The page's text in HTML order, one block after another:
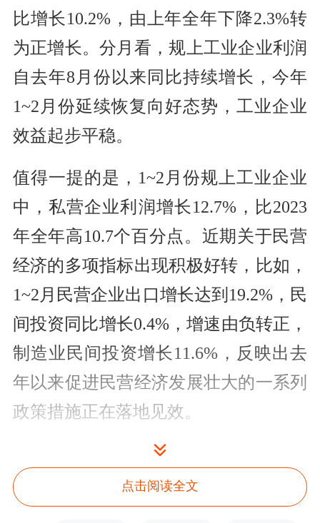
比增长10.2%，由上年全年下降2.3%转
为正增长。分月看，规上工业企业利润
自去年8月份以来同比持续增长，今年
1~2月份延续恢复向好态势，工业企业
效益起步平稳。
值得一提的是，1~2月份规上工业企业
中，私营企业利润增长12.7%，比2023
年全年高10.7个百分点。近期关于民营
经济的多项指标出现积极好转，比如，
1~2月民营企业出口增长达到19.2%，民
间投资同比增长0.4%，增速由负转正，
制造业民间投资增长11.6%，反映出去
年以来促进民营经济发展壮大的一系列
政策措施正在落地见效。
近日国家发改委在浙江温州召开了促进
民营经济发展壮大现场会，发改委副主
任赵辰昕表示，将会同相关部门紧密结
点击阅读全文